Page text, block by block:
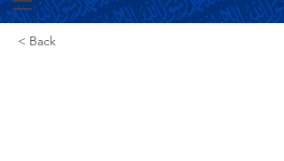
< Back